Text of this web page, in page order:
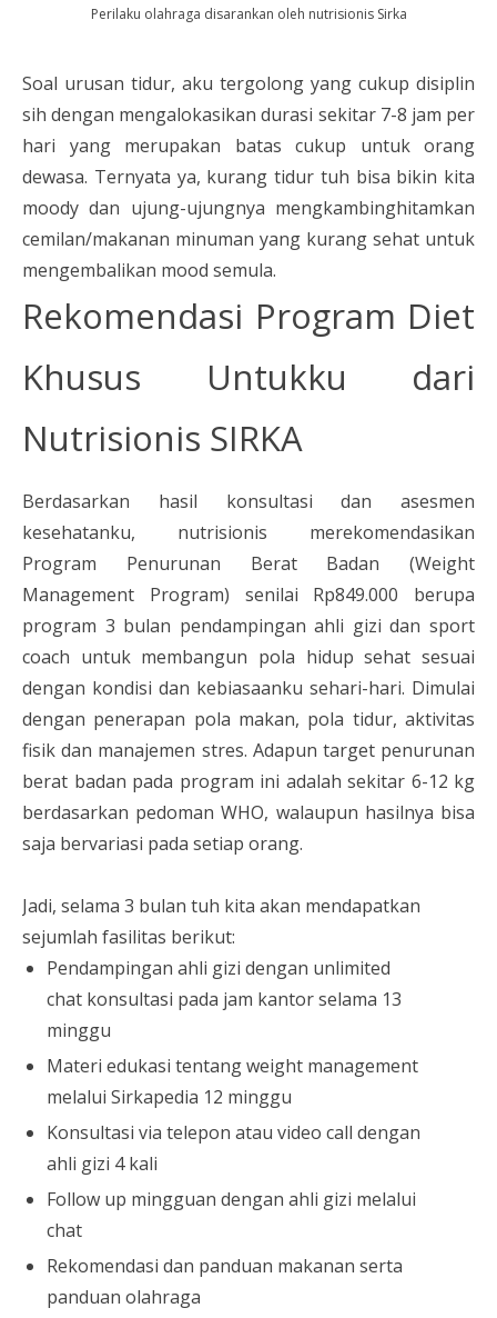
Perilaku olahraga disarankan oleh nutrisionis Sirka
Soal urusan tidur, aku tergolong yang cukup disiplin
sih dengan mengalokasikan durasi sekitar 7-8 jam per
hari yang merupakan batas cukup untuk orang
dewasa. Ternyata ya, kurang tidur tuh bisa bikin kita
moody dan ujung-ujungnya mengkambinghitamkan
cemilan/makanan minuman yang kurang sehat untuk
mengembalikan mood semula.
Rekomendasi Program Diet
Khusus Untukku dari
Nutrisionis SIRKA
Berdasarkan hasil konsultasi dan asesmen
kesehatanku, nutrisionis merekomendasikan
Program Penurunan Berat Badan (Weight
Management Program) senilai Rp849.000 berupa
program 3 bulan pendampingan ahli gizi dan sport
coach untuk membangun pola hidup sehat sesuai
dengan kondisi dan kebiasaanku sehari-hari. Dimulai
dengan penerapan pola makan, pola tidur, aktivitas
fisik dan manajemen stres. Adapun target penurunan
berat badan pada program ini adalah sekitar 6-12 kg
berdasarkan pedoman WHO, walaupun hasilnya bisa
saja bervariasi pada setiap orang.
Jadi, selama 3 bulan tuh kita akan mendapatkan
sejumlah fasilitas berikut:
Pendampingan ahli gizi dengan unlimited
chat konsultasi pada jam kantor selama 13
minggu
Materi edukasi tentang weight management
melalui Sirkapedia 12 minggu
Konsultasi via telepon atau video call dengan
ahli gizi 4 kali
Follow up mingguan dengan ahli gizi melalui
chat
Rekomendasi dan panduan makanan serta
panduan olahraga